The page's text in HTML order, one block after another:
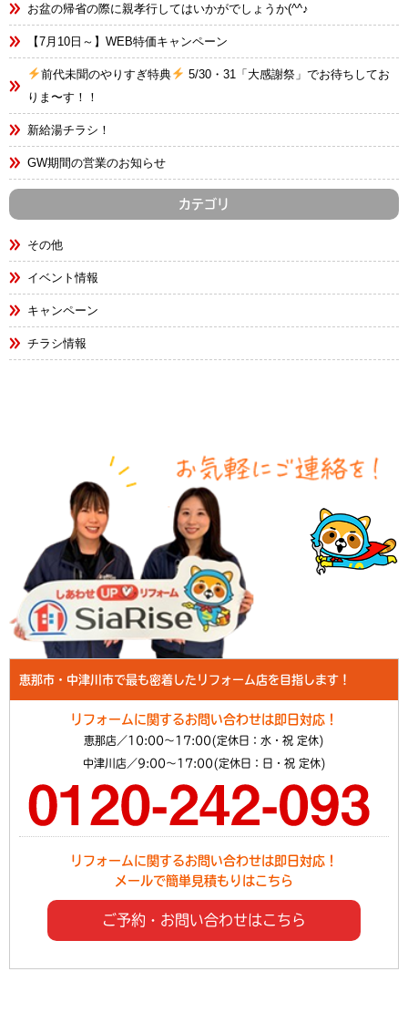
お盆の帰省の際に親孝行してはいかがでしょうか(^^♪
【7月10日～】WEB特価キャンペーン
前代未聞のやりすぎ特典
5/30・31「大感謝祭」でお待ちしてお
りま〜す！！
新給湯チラシ！
GW期間の営業のお知らせ
カテゴリ
その他
イベント情報
キャンペーン
チラシ情報
恵那市・中津川市で最も密着したリフォーム店を目指します！
リフォームに関するお問い合わせは即日対応！
恵那店／10:00～17:00(定休日：水・祝 定休)
中津川店／9:00～17:00(定休日：日・祝 定休)
リフォームに関するお問い合わせは即日対応！
メールで簡単見積もりはこちら
ご予約・お問い合わせはこちら